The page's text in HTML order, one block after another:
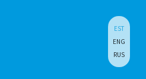
EST
ENG
RUS